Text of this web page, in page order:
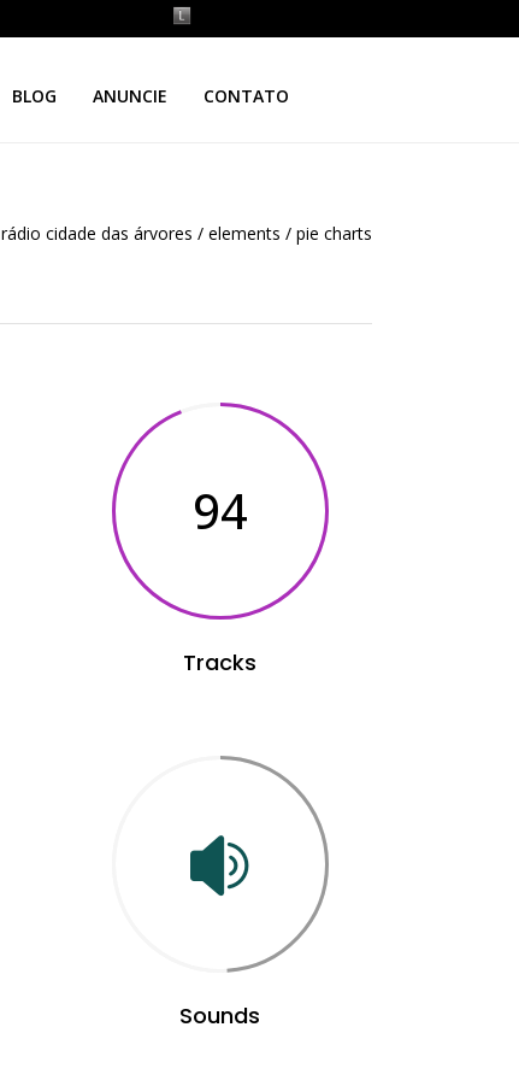
BLOG ANUNCIE CONTATO
rádio cidade das árvores / elements / pie charts
94
Tracks
Sounds